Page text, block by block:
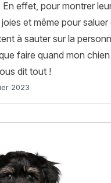
effet, pour montrer
et même pour saluer
à sauter sur la
faire quand mon
dit tout !
2023